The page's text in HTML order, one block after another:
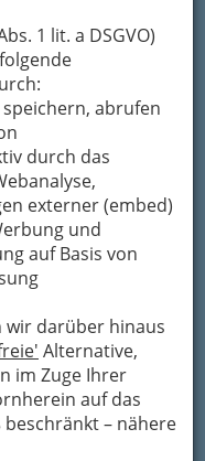
1 lit. a DSGVO)
abrufen
durch das
externer (embed)
und
auf Basis von
wir darüber hinaus
Alternative,
im Zuge Ihrer
auf das
– nähere
- der
myToys